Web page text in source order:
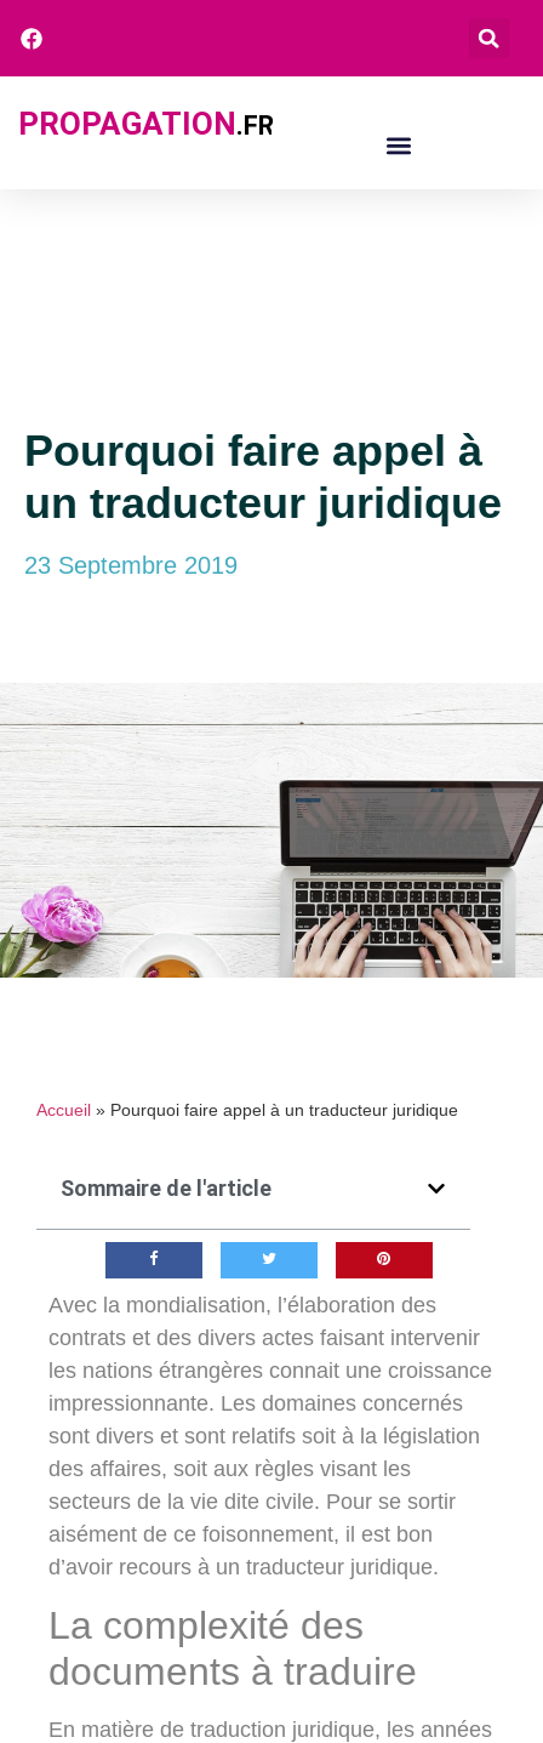
PROPAGATION.FR
Pourquoi faire appel à
un traducteur juridique
23 Septembre 2019
Accueil » Pourquoi faire appel à un traducteur juridique
Sommaire de l'article
Avec la mondialisation, l’élaboration des
contrats et des divers actes faisant intervenir
les nations étrangères connait une croissance
impressionnante. Les domaines concernés
sont divers et sont relatifs soit à la législation
des affaires, soit aux règles visant les
secteurs de la vie dite civile. Pour se sortir
aisément de ce foisonnement, il est bon
d’avoir recours à un traducteur juridique.
La complexité des
documents à traduire
En matière de traduction juridique, les années